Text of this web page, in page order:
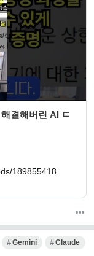
결해버린 AI ㄷ
189855418
Gemini Claude